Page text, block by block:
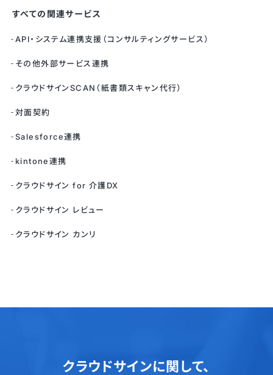
すべての関連サービス
API・システム連携支援（コンサルティングサービス）
その他外部サービス連携
クラウドサインSCAN（紙書類スキャン代行）
対面契約
Salesforce連携
kintone連携
クラウドサイン for 介護DX
クラウドサイン レビュー
クラウドサイン カンリ
クラウドサインに関して、